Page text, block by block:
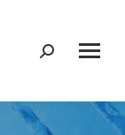
Buscar: